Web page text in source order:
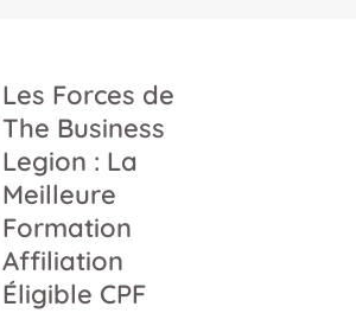
Les Forces de
The Business
Legion : La
Meilleure
Formation
Affiliation
Éligible CPF